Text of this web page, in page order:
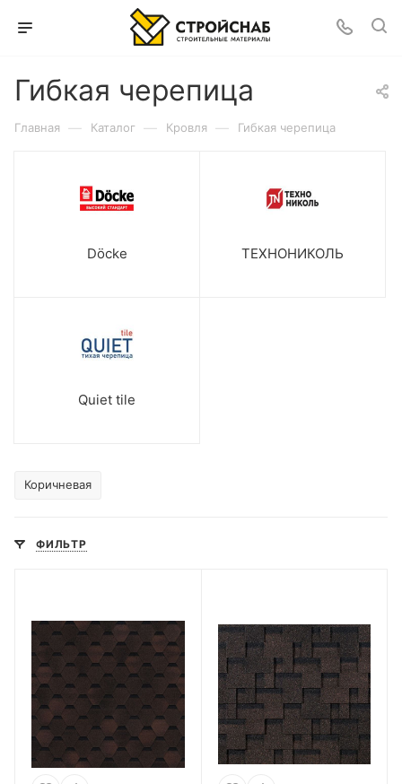
Гибкая черепица
Главная — Каталог — Кровля — Гибкая черепица
Döcke ТЕХНОНИКОЛЬ
Quiet tile
Коричневая
ФИЛЬТР